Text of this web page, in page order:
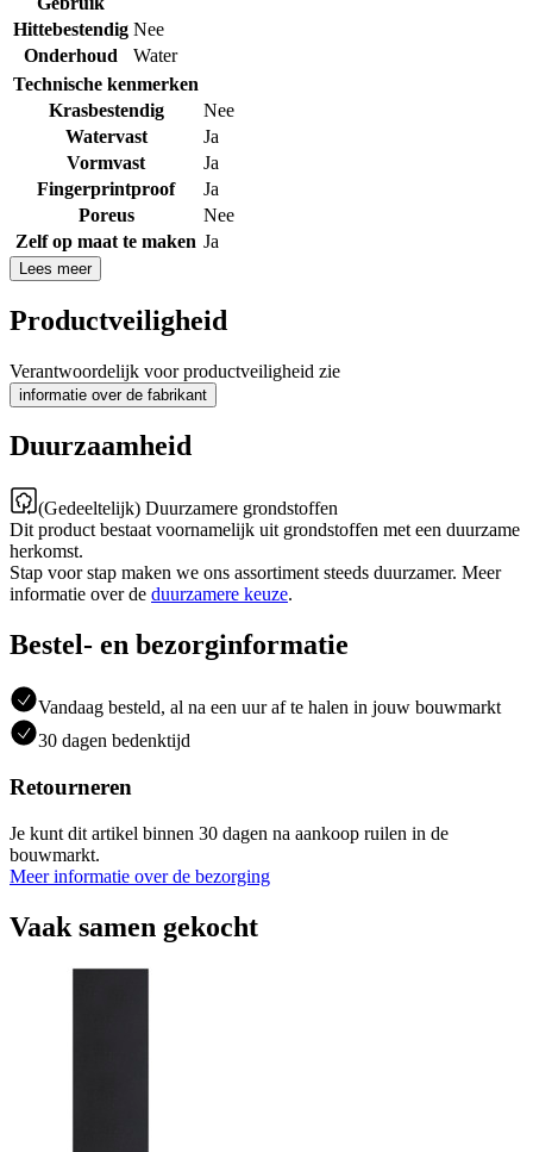
Hittebestendig Nee
Onderhoud
Water
Technische kenmerken
Krasbestendig
Nee
Watervast
Ja
Vormvast
Ja
Fingerprintproof
Ja
Poreus
Nee
Zelf op maat te maken Ja
Lees meer
Productveiligheid
Verantwoordelijk voor productveiligheid zie
informatie over de fabrikant
Duurzaamheid
(Gedeeltelijk) Duurzamere grondstoffen
Dit product bestaat voornamelijk uit grondstoffen met een duurzame
herkomst.
Stap voor stap maken we ons assortiment steeds duurzamer. Meer
informatie over de duurzamere keuze.
Bestel- en bezorginformatie
Vandaag besteld, al na een uur af te halen in jouw bouwmarkt
30 dagen bedenktijd
Retourneren
Je kunt dit artikel binnen 30 dagen na aankoop ruilen in de
bouwmarkt.
Meer informatie over de bezorging
Vaak samen gekocht